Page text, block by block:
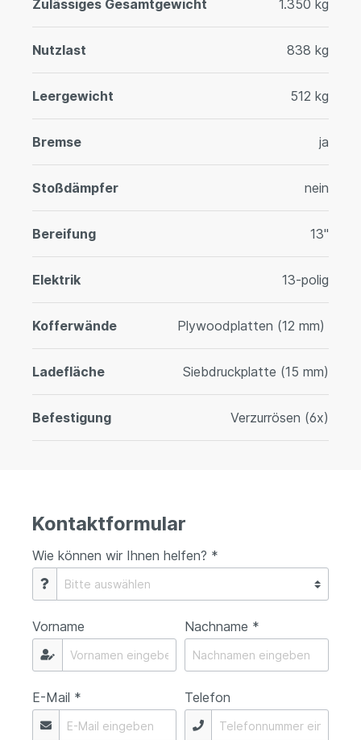
Zulässiges Gesamtgewicht 1.350 kg
Nutzlast 838 kg
Leergewicht 512 kg
Bremse ja
Stoßdämpfer nein
Bereifung 13"
Elektrik 13-polig
Kofferwände Plywoodplatten (12 mm)
Ladefläche Siebdruckplatte (15 mm)
Befestigung Verzurrösen (6x)
Kontaktformular
Wie können wir Ihnen helfen? *
Vorname Nachname *
E-Mail * Telefon